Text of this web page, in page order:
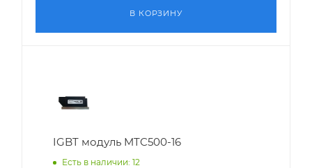
В КОРЗИНУ
IGBT модуль MTC500-16
Есть в наличии: 12